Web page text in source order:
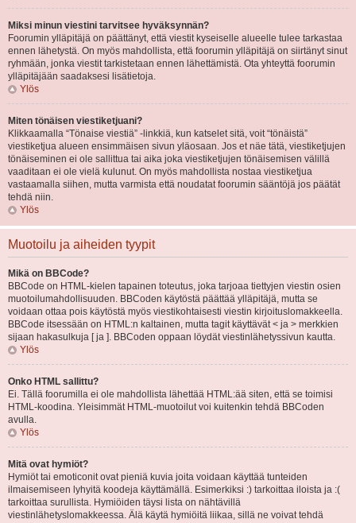
Miksi minun viestini tarvitsee hyväksynnän?
Foorumin ylläpitäjä on päättänyt, että viestit kyseiselle alueelle tulee tarkastaa
ennen lähetystä. On myös mahdollista, että foorumin ylläpitäjä on siirtänyt sinut
ryhmään, jonka viestit tarkistetaan ennen lähettämistä. Ota yhteyttä foorumin
ylläpitäjään saadaksesi lisätietoja.
Ylös
Miten tönäisen viestiketjuani?
Klikkaamalla “Tönaise viestiä” -linkkiä, kun katselet sitä, voit “tönäistä”
viestiketjua alueen ensimmäisen sivun yläosaan. Jos et näe tätä, viestiketjujen
tönäiseminen ei ole sallittua tai aika joka viestiketjujen tönäisemisen välillä
vaaditaan ei ole vielä kulunut. On myös mahdollista nostaa viestiketjua
vastaamalla siihen, mutta varmista että noudatat foorumin sääntöjä jos päätät
tehdä niin.
Ylös
Muotoilu ja aiheiden tyypit
Mikä on BBCode?
BBCode on HTML-kielen tapainen toteutus, joka tarjoaa tiettyjen viestin osien
muotoilumahdollisuuden. BBCoden käytöstä päättää ylläpitäjä, mutta se
voidaan ottaa pois käytöstä myös viestikohtaisesti viestin kirjoituslomakkeella.
BBCode itsessään on HTML:n kaltainen, mutta tagit käyttävät < ja > merkkien
sijaan hakasulkuja [ ja ]. BBCoden oppaan löydät viestinlähetyssivun kautta.
Ylös
Onko HTML sallittu?
Ei. Tällä foorumilla ei ole mahdollista lähettää HTML:ää siten, että se toimisi
HTML-koodina. Yleisimmät HTML-muotoilut voi kuitenkin tehdä BBCoden
avulla.
Ylös
Mitä ovat hymiöt?
Hymiöt tai emoticonit ovat pieniä kuvia joita voidaan käyttää tunteiden
ilmaisemiseen lyhyitä koodeja käyttämällä. Esimerkiksi :) tarkoittaa iloista ja :(
tarkoittaa surullista. Hymiöiden täysi lista on nähtävillä
viestinlähetyslomakkeessa. Älä käytä hymiöitä liikaa, sillä ne voivat tehdä